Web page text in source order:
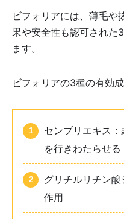
ビフォリアには、薄毛や
果や安全性も認可された
ます。
ビフォリアの3種の有効成
センブリエキス
を行きわたらせる
グリチルリチン
作用